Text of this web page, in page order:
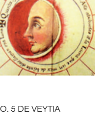
5 DE VEYTIA